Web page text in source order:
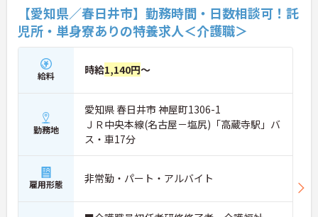
【愛知県／春日井市】勤務時間・日数相談可！託
児所・単身寮ありの特養求人＜介護職＞
給料 時給1,140円～
勤務地
愛知県 春日井市 神屋町1306-1
ＪＲ中央本線(名古屋－塩尻)「高蔵寺駅」バ
ス・車17分
雇用形態 非常勤・パート・アルバイト